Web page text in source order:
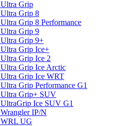
Grip
Grip 8
Grip 8 Performance
Grip 9
Grip 9+
Grip Ice+
Grip Ice 2
Grip Ice Arctic
Grip Ice WRT
Grip Performance G1
Grip+ SUV
Ice SUV G1
IP/N
UG